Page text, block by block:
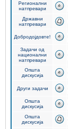
Регионални
натпревари
Државни
натпревари
Добродојдовте!
Задачи од
национални
натпревари
Општа
дискусија
Други задачи
Општа
дискусија
Општа
дискусија